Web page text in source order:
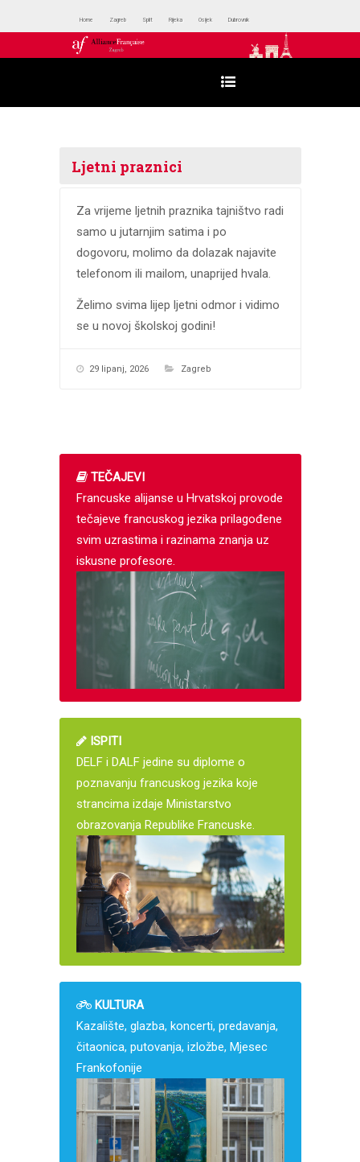
Home Zagreb Split Rijeka Osijek Dubrovnik
Ljetni praznici
Za vrijeme ljetnih praznika tajništvo radi
samo u jutarnjim satima i po
dogovoru, molimo da dolazak najavite
telefonom ili mailom, unaprijed hvala.
Želimo svima lijep ljetni odmor i vidimo
se u novoj školskoj godini!
29 lipanj, 2026 Zagreb
TEČAJEVI
Francuske alijanse u Hrvatskoj provode
tečajeve francuskog jezika prilagođene
svim uzrastima i razinama znanja uz
iskusne profesore.
ISPITI
DELF i DALF jedine su diplome o
poznavanju francuskog jezika koje
strancima izdaje Ministarstvo
obrazovanja Republike Francuske.
KULTURA
Kazalište, glazba, koncerti, predavanja,
čitaonica, putovanja, izložbe, Mjesec
Frankofonije